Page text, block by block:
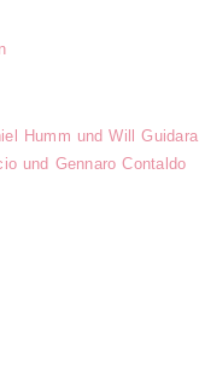
Humm und Will Guidara
und Gennaro Contaldo